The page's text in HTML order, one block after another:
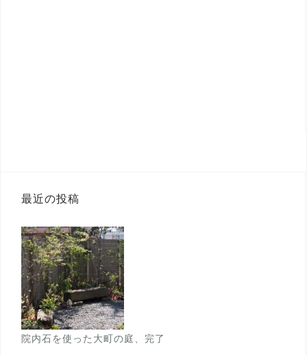
最近の投稿
院内石を使った大町の庭、完了